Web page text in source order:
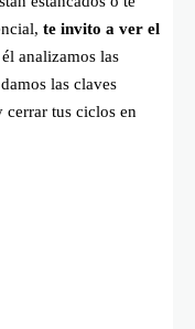
te invito a ver el
analizamos las
las claves
cerrar tus ciclos en